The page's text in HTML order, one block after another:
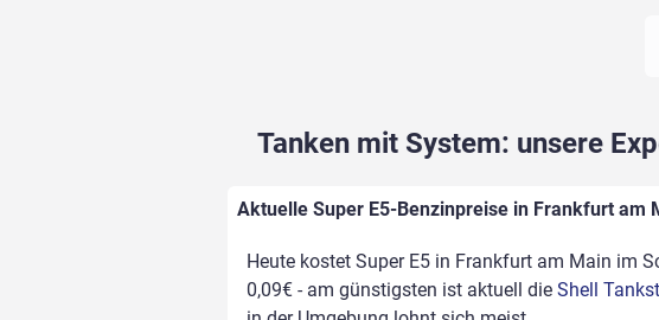
Tanken mit System: unsere
Aktuelle Super E5-Benzinpreise in Frankfurt am
Heute kostet Super E5 in Frankfurt am Main im
0,09€ - am günstigsten ist aktuell die Shell